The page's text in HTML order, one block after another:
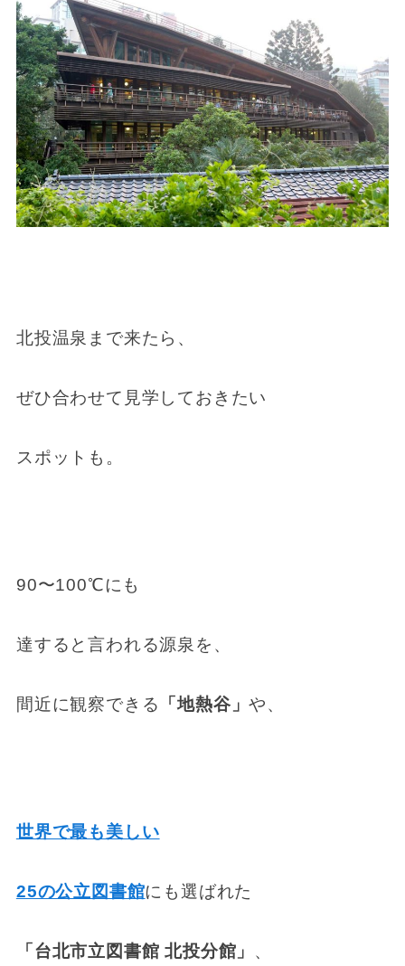
北投温泉まで来たら、
ぜひ合わせて見学しておきたい
スポットも。
90〜100℃にも
達すると言われる源泉を、
間近に観察できる 「地熱谷」や、
世界で最も美しい
25の公立図書館にも選ばれた
「台北市立図書館 北投分館」 、